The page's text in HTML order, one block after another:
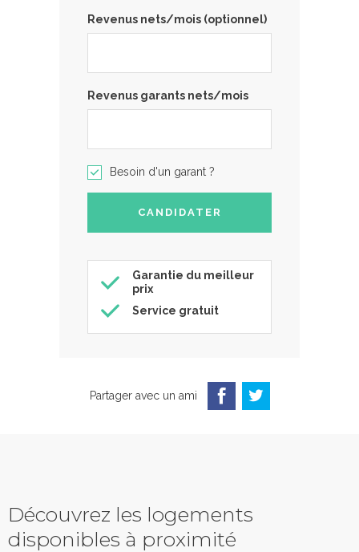
Revenus nets/mois (optionnel)
Revenus garants nets/mois
Besoin d'un garant ?
Garantie du meilleur
prix
Service gratuit
Partager avec un ami
Découvrez les logements
disponibles à proximité